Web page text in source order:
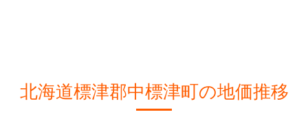
北海道標津郡中標津町の地価推移